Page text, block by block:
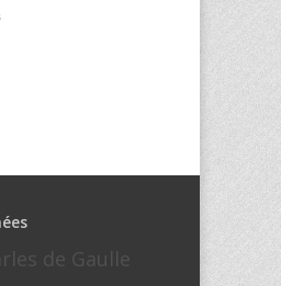
de Gaulle